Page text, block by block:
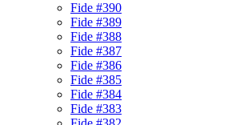
Fide #390
Fide #389
Fide #388
Fide #387
Fide #386
Fide #385
Fide #384
Fide #383